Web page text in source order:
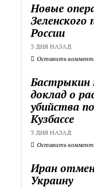
Новые
Зеленского
России
3 ДНЯ НАЗАД
Оставить
Бастрыкин
доклад о
убийства
Кузбассе
3 ДНЯ НАЗАД
Оставить
Иран
Украину